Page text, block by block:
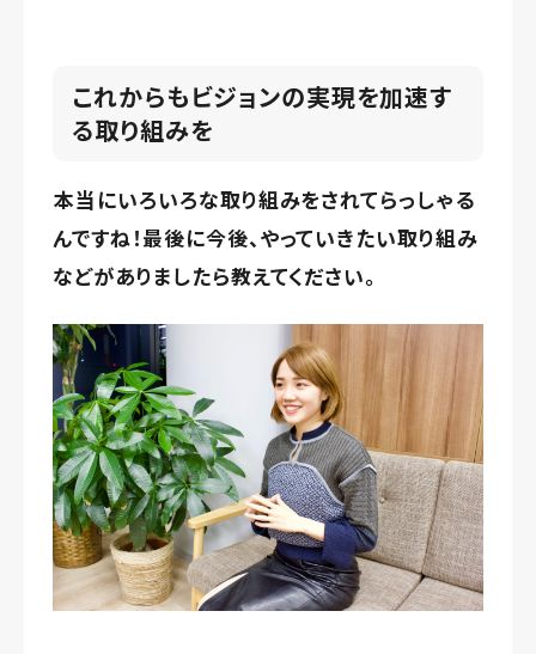
これからもビジョンの実現を加速す
る取り組みを
本当にいろいろな取り組みをされてらっしゃる
んですね！最後に今後、やっていきたい取り組み
などがありましたら教えてください。